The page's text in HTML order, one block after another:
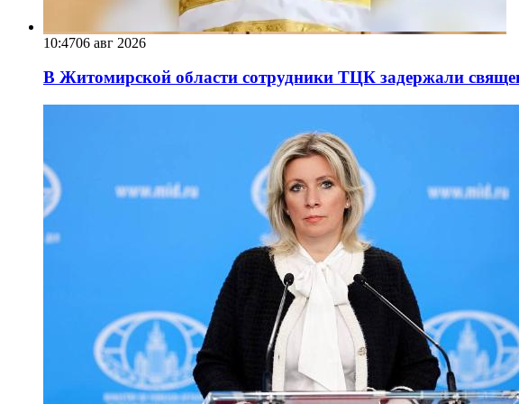
10:4706 авг 2026
В Житомирской области сотрудники ТЦК задержали